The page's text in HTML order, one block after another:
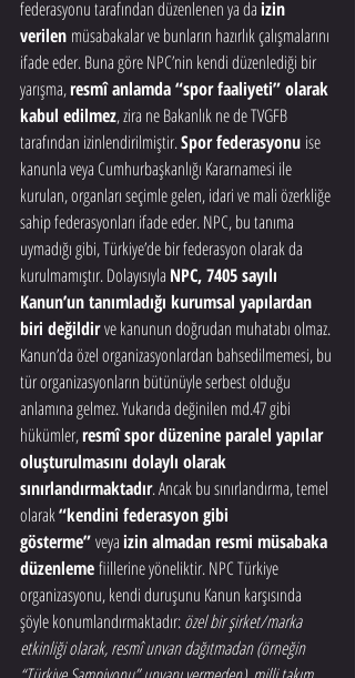
federasyonu tarafından düzenlenen ya da izin
verilen müsabakalar ve bunların hazırlık çalışmalarını
ifade eder. Buna göre NPC’nin kendi düzenlediği bir
yarışma, resmî anlamda “spor faaliyeti” olarak
kabul edilmez, zira ne Bakanlık ne de TVGFB
tarafından izinlendirilmiştir. Spor federasyonu ise
kanunla veya Cumhurbaşkanlığı Kararnamesi ile
kurulan, organları seçimle gelen, idari ve mali özerkliğe
sahip federasyonları ifade eder. NPC, bu tanıma
uymadığı gibi, Türkiye’de bir federasyon olarak da
kurulmamıştır. Dolayısıyla NPC, 7405 sayılı
Kanun’un tanımladığı kurumsal yapılardan
biri değildir ve kanunun doğrudan muhatabı olmaz.
Kanun’da özel organizasyonlardan bahsedilmemesi, bu
tür organizasyonların bütünüyle serbest olduğu
anlamına gelmez. Yukarıda değinilen md.47 gibi
hükümler, resmî spor düzenine paralel yapılar
oluşturulmasını dolaylı olarak
sınırlandırmaktadır. Ancak bu sınırlandırma, temel
olarak “kendini federasyon gibi
gösterme” veya izin almadan resmi müsabaka
düzenleme fiillerine yöneliktir. NPC Türkiye
organizasyonu, kendi duruşunu Kanun karşısında
şöyle konumlandırmaktadır: özel bir şirket/marka
etkinliği olarak, resmî unvan dağıtmadan (örneğin